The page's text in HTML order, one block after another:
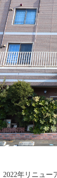
年リニュー